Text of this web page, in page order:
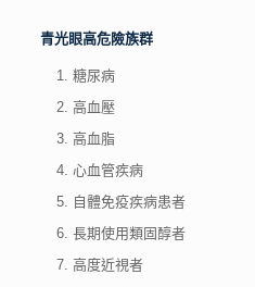
青光眼高危險族群
糖尿病
高血壓
高血脂
心血管疾病
自體免疫疾病患者
長期使用類固醇者
高度近視者